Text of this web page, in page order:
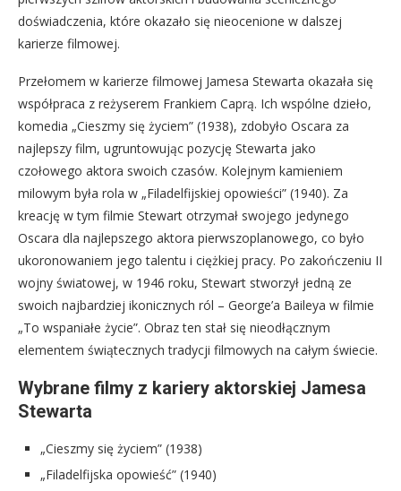
doświadczenia, które okazało się nieocenione w dalszej
karierze filmowej.
Przełomem w karierze filmowej Jamesa Stewarta okazała się
współpraca z reżyserem Frankiem Caprą. Ich wspólne dzieło,
komedia „Cieszmy się życiem” (1938), zdobyło Oscara za
najlepszy film, ugruntowując pozycję Stewarta jako
czołowego aktora swoich czasów. Kolejnym kamieniem
milowym była rola w „Filadelfijskiej opowieści” (1940). Za
kreację w tym filmie Stewart otrzymał swojego jedynego
Oscara dla najlepszego aktora pierwszoplanowego, co było
ukoronowaniem jego talentu i ciężkiej pracy. Po zakończeniu II
wojny światowej, w 1946 roku, Stewart stworzył jedną ze
swoich najbardziej ikonicznych ról – George’a Baileya w filmie
„To wspaniałe życie”. Obraz ten stał się nieodłącznym
elementem świątecznych tradycji filmowych na całym świecie.
Wybrane filmy z kariery aktorskiej Jamesa
Stewarta
„Cieszmy się życiem” (1938)
„Filadelfijska opowieść” (1940)